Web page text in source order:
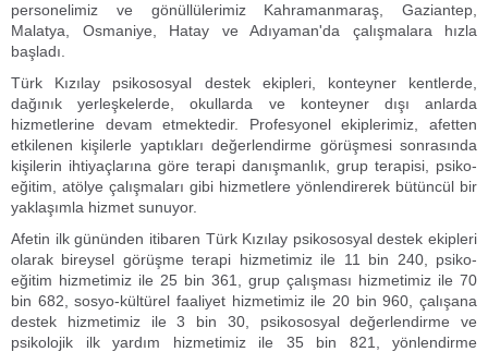
personelimiz ve gönüllülerimiz Kahramanmaraş, Gaziantep,
Malatya, Osmaniye, Hatay ve Adıyaman'da çalışmalara hızla
başladı.
Türk Kızılay psikososyal destek ekipleri, konteyner kentlerde,
dağınık yerleşkelerde, okullarda ve konteyner dışı anlarda
hizmetlerine devam etmektedir. Profesyonel ekiplerimiz, afetten
etkilenen kişilerle yaptıkları değerlendirme görüşmesi sonrasında
kişilerin ihtiyaçlarına göre terapi danışmanlık, grup terapisi, psiko-
eğitim, atölye çalışmaları gibi hizmetlere yönlendirerek bütüncül bir
yaklaşımla hizmet sunuyor.
Afetin ilk gününden itibaren Türk Kızılay psikososyal destek ekipleri
olarak bireysel görüşme terapi hizmetimiz ile 11 bin 240, psiko-
eğitim hizmetimiz ile 25 bin 361, grup çalışması hizmetimiz ile 70
bin 682, sosyo-kültürel faaliyet hizmetimiz ile 20 bin 960, çalışana
destek hizmetimiz ile 3 bin 30, psikososyal değerlendirme ve
psikolojik ilk yardım hizmetimiz ile 35 bin 821, yönlendirme